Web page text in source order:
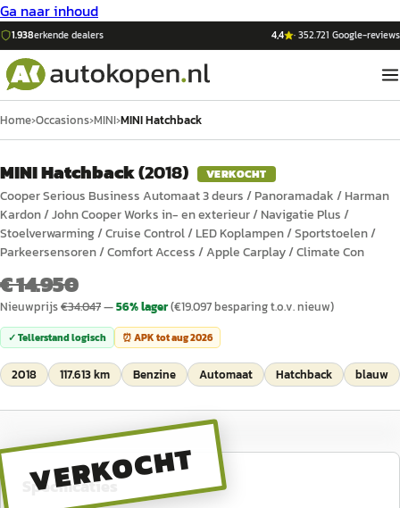
Ga naar inhoud
1.938erkende dealers 4,4 ·352.721 Google-reviews
Home›Occasions›MINI›MINI Hatchback
MINI Hatchback(2018) VERKOCHT
Cooper Serious Business Automaat 3 deurs / Panoramadak / Harman
Kardon / John Cooper Works in- en exterieur / Navigatie Plus /
Stoelverwarming / Cruise Control / LED Koplampen / Sportstoelen /
Parkeersensoren / Comfort Access / Apple Carplay / Climate Con
€ 14.950
Nieuwprijs€34.047—56% lager(€19.097besparing t.o.v. nieuw)
✓ Tellerstand logisch ⏰ APK totaug 2026
2018 117.613 km Benzine Automaat Hatchback blauw
VERKOCHT
Specificaties